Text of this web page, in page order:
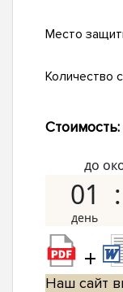
Место
Количество
Стоимость:
до
01
+
Наш сайт